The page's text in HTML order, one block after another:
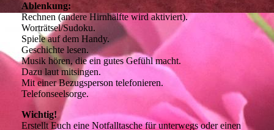
Ablenkung:
Rechnen (andere Hirnhälfte wird aktiviert).
Worträtsel/Sudoku.
Spiele auf dem Handy.
Geschichte lesen.
Musik hören, die ein gutes Gefühl macht.
Dazu laut mitsingen.
Mit einer Bezugsperson telefonieren.
Telefonseelsorge.
Wichtig!
Erstellt Euch eine Notfalltasche für unterwegs oder einen